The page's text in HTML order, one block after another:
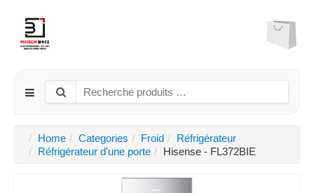
Home Categories Froid
Réfrigérateur
Réfrigérateur d'une porte
Hisense - FL372BIE